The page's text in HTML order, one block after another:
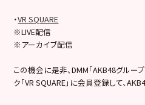
・VR SQUARE
※LIVE配信
※アーカイブ配信
この機会に是非、DMM「AKB48グループ
ク「VR SQUARE」に会員登録して、